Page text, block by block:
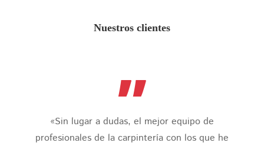
Nuestros clientes
”
«Sin lugar a dudas, el mejor equipo de
profesionales de la carpintería con los que he